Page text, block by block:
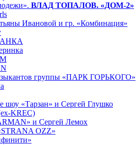
ВЛАД ТОПАЛОВ. «ДОМ-2»
Ивановой и гр. «Комбинация»
группы «ПАРК ГОРЬКОГО»
шоу «Тарзан» и Сергей Глушко
KREC)
и Сергей Лемох
OZZ»